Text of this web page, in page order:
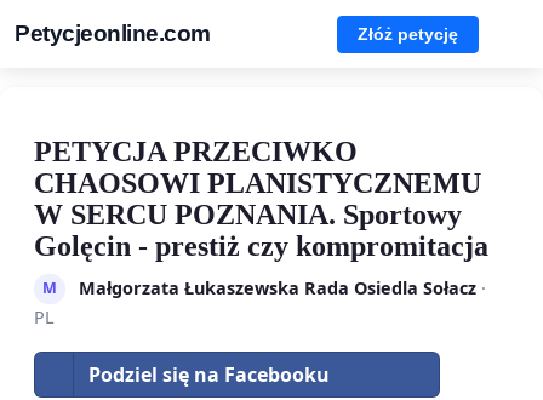
Petycjeonline.com Złóż petycję
PETYCJA PRZECIWKO
CHAOSOWI PLANISTYCZNEMU
W SERCU POZNANIA. Sportowy
Golęcin - prestiż czy kompromitacja
M Małgorzata Łukaszewska Rada Osiedla Sołacz·
PL
Podziel się na Facebooku